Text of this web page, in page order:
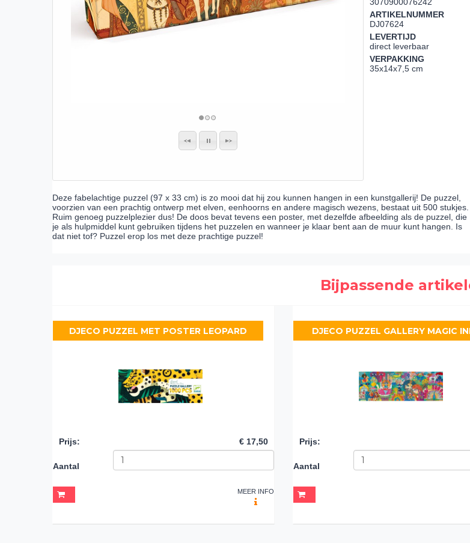
ARTIKELNUMMER
DJ07624
LEVERTIJD
direct leverbaar
VERPAKKING
35x14x7,5 cm
Deze fabelachtige puzzel (97 x 33 cm) is zo mooi dat hij zou kunnen hangen in een kunstgallerij! De puzzel,
voorzien van een prachtig ontwerp met elven, eenhoorns en andere magisch wezens, bestaat uit 500 stukjes.
Ruim genoeg puzzelplezier dus! De doos bevat tevens een poster, met dezelfde afbeelding als de puzzel, die
je als hulpmiddel kunt gebruiken tijdens het puzzelen en wanneer je klaar bent aan de muur kunt hangen. Is
dat niet tof? Puzzel erop los met deze prachtige puzzel!
Bijpassende
DJECO PUZZEL MET POSTER LEOPARD
Prijs: € 17,50
Aantal
MEER INFO
DJECO PUZZEL GALLERY MAGIC
Prijs:
Aantal